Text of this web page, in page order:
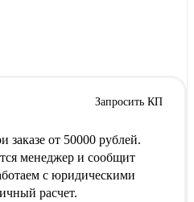
Запросить КП
заказе от 50000 рублей.
менеджер и сообщит
с юридическими
расчет.